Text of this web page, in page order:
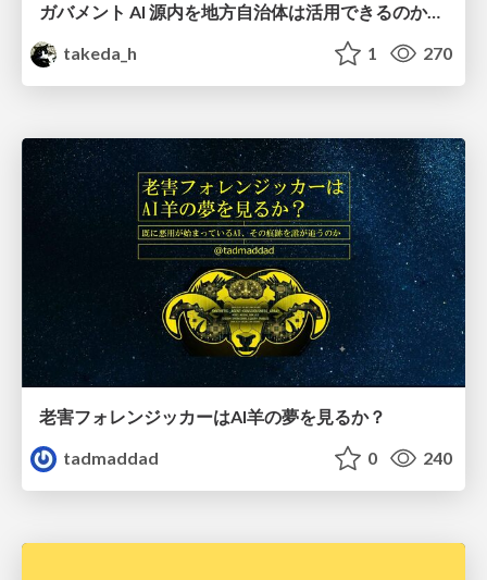
ガバメント AI 源内を地方自治体は活用できるのか 可能性と課題、期待について
takeda_h
1 270
老害フォレンジッカーはAI羊の夢を見るか？
tadmaddad
0 240